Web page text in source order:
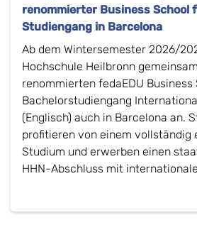
renommierter Business School
Studiengang in Barcelona
Ab dem Wintersemester 2026/
Hochschule Heilbronn
renommierten fedaEDU Business
Bachelorstudiengang
(Englisch) auch in Barcelona an.
profitieren von einem vollständig
Studium und erwerben einen
HHN-Abschluss mit